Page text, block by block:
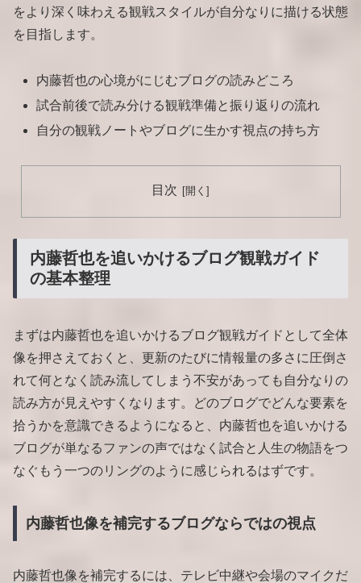
をより深く味わえる観戦スタイルが自分なりに描ける状態
を目指します。
内藤哲也の心境がにじむブログの読みどころ
試合前後で読み分ける観戦準備と振り返りの流れ
自分の観戦ノートやブログに生かす視点の持ち方
目次
内藤哲也を追いかけるブログ観戦ガイド
の基本整理
まずは内藤哲也を追いかけるブログ観戦ガイドとして全体
像を押さえておくと、更新のたびに情報量の多さに圧倒さ
れて何となく読み流してしまう不安があっても自分なりの
読み方が見えやすくなります。どのブログでどんな要素を
拾うかを意識できるようになると、内藤哲也を追いかける
ブログが単なるファンの声ではなく試合と人生の物語をつ
なぐもう一つのリングのように感じられるはずです。
内藤哲也像を補完するブログならではの視点
内藤哲也像を補完するには、テレビ中継や会場のマイクだ